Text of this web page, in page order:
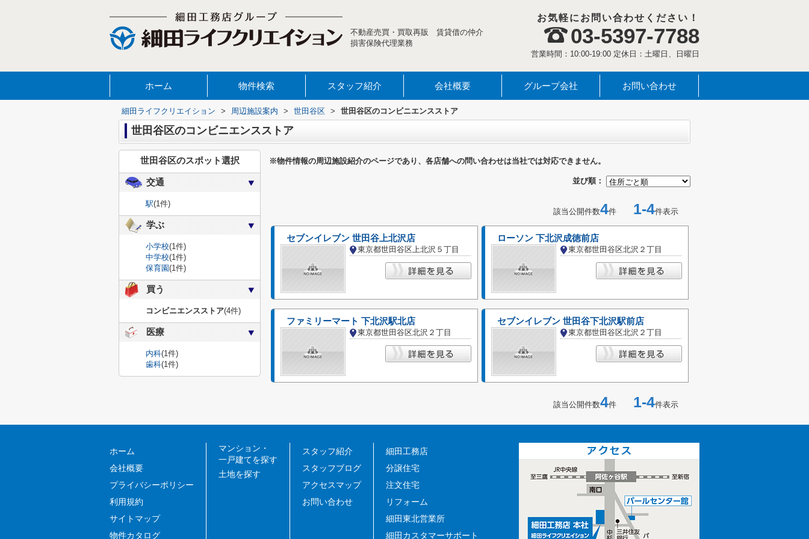
不動産売買・買取再販 賃貸借の仲介
損害保険代理業務
お気軽にお問い合わせください！
03-5397-7788
営業時間：10:00-19:00 定休日：土曜日、日曜日
ホーム 物件検索 スタッフ紹介 会社概要 グループ会社 お問い合わせ
細田ライフクリエイション > 周辺施設案内 > 世田谷区 > 世田谷区のコンビニエンスストア
世田谷区のコンビニエンスストア
※物件情報の周辺施設紹介のページであり、各店舗への問い合わせは当社では対応できません。
並び順：
該当公開件数4件 1-4件表示
セブンイレブン 世田谷上北沢店
東京都世田谷区上北沢５丁目
ローソン 下北沢成徳前店
東京都世田谷区北沢２丁目
ファミリーマート 下北沢駅北店
東京都世田谷区北沢２丁目
セブンイレブン 世田谷下北沢駅前店
東京都世田谷区北沢２丁目
該当公開件数4件 1-4件表示
世田谷区のスポット選択
交通
駅(1件)
学ぶ
小学校(1件)
中学校(1件)
保育園(1件)
買う
コンビニエンスストア(4件)
医療
内科(1件)
歯科(1件)
ホーム
会社概要
プライバシーポリシー
利用規約
サイトマップ
物件カタログ
マンション・
一戸建てを探す
土地を探す
スタッフ紹介
スタッフブログ
アクセスマップ
お問い合わせ
細田工務店
分譲住宅
注文住宅
リフォーム
細田東北営業所
細田カスタマーサポート